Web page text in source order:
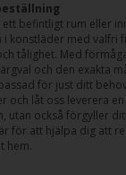
befintligt rum eller
konstläder med valfri
tålighet. Med
och den exakta
för just ditt
och låt oss leverera
utan också förgyller
för att hjälpa dig att
hem.